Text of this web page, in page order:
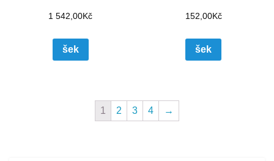
1 542,00Kč
šek
152,00Kč
šek
1 2 3 4 →